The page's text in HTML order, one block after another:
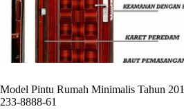
Model Pintu Rumah Minimalis Tahun
233-8888-61